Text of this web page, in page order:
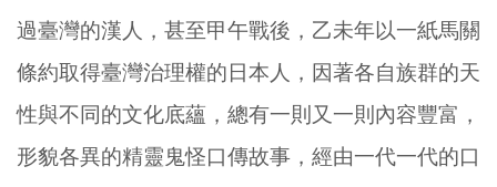
過臺灣的漢人，甚至甲午戰後，乙未年以一紙馬關
條約取得臺灣治理權的日本人，因著各自族群的天
性與不同的文化底蘊，總有一則又一則內容豐富，
形貌各異的精靈鬼怪口傳故事，經由一代一代的口